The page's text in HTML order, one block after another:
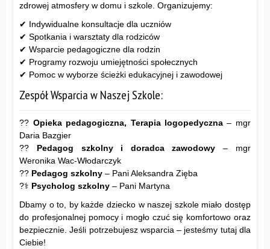
zdrowej atmosfery w domu i szkole. Organizujemy:
✔ Indywidualne konsultacje dla uczniów
✔ Spotkania i warsztaty dla rodziców
✔ Wsparcie pedagogiczne dla rodzin
✔ Programy rozwoju umiejętności społecznych
✔ Pomoc w wyborze ścieżki edukacyjnej i zawodowej
Zespół Wsparcia w Naszej Szkole:
?‍? Opieka pedagogiczna, Terapia logopedyczna– mgr
Daria Bazgier
?‍? Pedagog szkolny i doradca zawodowy – mgr
Weronika Wac-Włodarczyk
?‍? Pedagog szkolny – Pani Aleksandra Zięba
?‍⚕️ Psycholog szkolny – Pani Martyna
Dbamy o to, by każde dziecko w naszej szkole miało dostęp
do profesjonalnej pomocy i mogło czuć się komfortowo oraz
bezpiecznie. Jeśli potrzebujesz wsparcia – jesteśmy tutaj dla
Ciebie!